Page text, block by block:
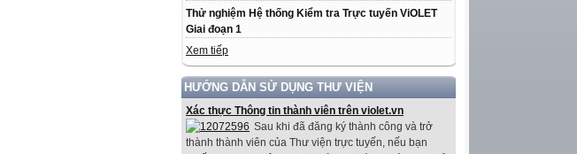
Thử nghiệm Hệ thống Kiểm tra Trực tuyến ViOLET
Giai đoạn 1
Xem tiếp
HƯỚNG DẪN SỬ DỤNG THƯ VIỆN
Xác thực Thông tin thành viên trên violet.vn
Sau khi đã đăng ký thành công và trở
thành thành viên của Thư viện trực tuyến, nếu bạn